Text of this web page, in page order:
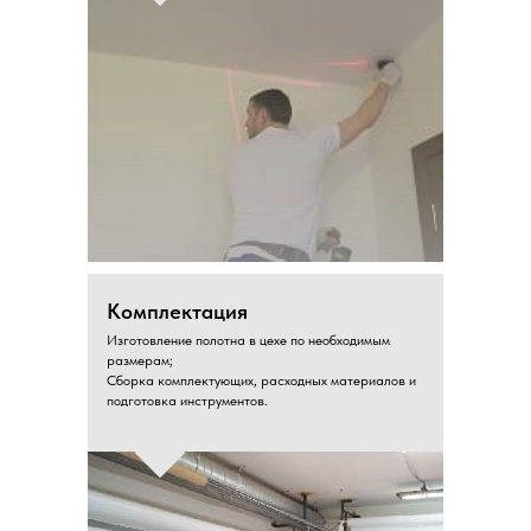
Изготовление полотна в цехе по необходимым
размерам;
Сборка комплектующих, расходных материалов и
подготовка инструментов.
Комплектация